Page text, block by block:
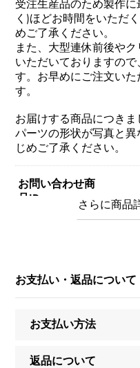
受注生産品のため製作
く)ほどお時間をいただ
めご了承ください。
また、大型連休前後や
いただいておりますの
す。お早めにご注文い
す。
お届けする商品につき
パーツの形状が写真と
じめご了承ください。
お問い合わせ商
品ID
Y.ALPHA.12.6.S.M
アルファ 【受注生産品
【S】Mサイズ【正規品
ブランド名
ユキザキ
お支払い・返品について
お支払い方法
返品について